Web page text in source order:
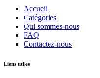
Accueil
Catégories
Qui sommes-nous
FAQ
Contactez-nous
Liens utiles